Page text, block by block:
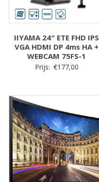
IIYAMA 24″ ETE FHD IPS
VGA HDMI DP 4ms HA +
WEBCAM 75FS-1
Prijs: €177,00